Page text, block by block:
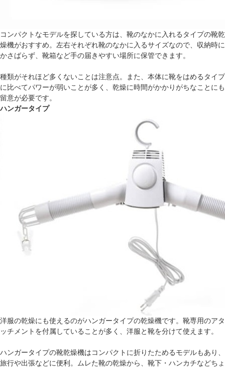
コンパクトなモデルを探している方は、靴のなかに入れるタイプの靴乾
燥機がおすすめ。左右それぞれ靴のなかに入るサイズなので、収納時に
かさばらず、靴箱など手の届きやすい場所に保管できます。
種類がそれほど多くないことは注意点。また、本体に靴をはめるタイプ
に比べてパワーが弱いことが多く、乾燥に時間がかかりがちなことにも
留意が必要です。
ハンガータイプ
洋服の乾燥にも使えるのがハンガータイプの乾燥機です。靴専用のアタ
ッチメントを付属していることが多く、洋服と靴を分けて使えます。
ハンガータイプの靴乾燥機はコンパクトに折りたためるモデルもあり、
旅行や出張などに便利。ムレた靴の乾燥から、靴下・ハンカチなどちょ